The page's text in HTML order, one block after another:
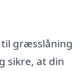
græsslåning
sikre, at din